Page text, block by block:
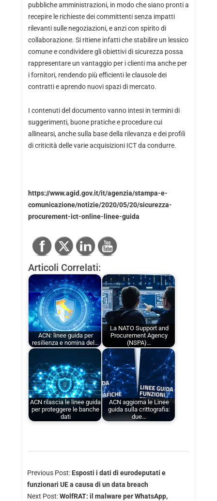
pubbliche amministrazioni, in modo che siano pronti a
recepire le richieste dei committenti senza impatti
rilevanti sulle negoziazioni, e anzi con spirito di
collaborazione. Si ritiene infatti che stabilire un lessico
comune e condividere gli obiettivi di sicurezza possa
rappresentare un vantaggio per i clienti ma anche per
i fornitori, rendendo più efficienti le clausole dei
contratti e aprendo nuovi spazi di mercato.
I contenuti del documento vanno intesi in termini di
suggerimenti, buone pratiche e procedure cui
allinearsi, anche sulla base della rilevanza e dei profili
di criticità delle varie acquisizioni ICT da condurre.
https://www.agid.gov.it/it/agenzia/stampa-e-
comunicazione/notizie/2020/05/20/sicurezza-
procurement-ict-online-linee-guida
Articoli Correlati:
ACN: linee guida per
resilienza e nomina del…
La NATO Support and
Procurement Agency
(NSPA)…
ACN rilascia le linee guida
per proteggere le banche
dati
ACN aggiorna le Linee
guida sulla crittografia:
due…
Previous Post: Esposti i dati di eurodeputati e
funzionari UE a causa di un data breach
Next Post:WolfRAT: il malware per WhatsApp,